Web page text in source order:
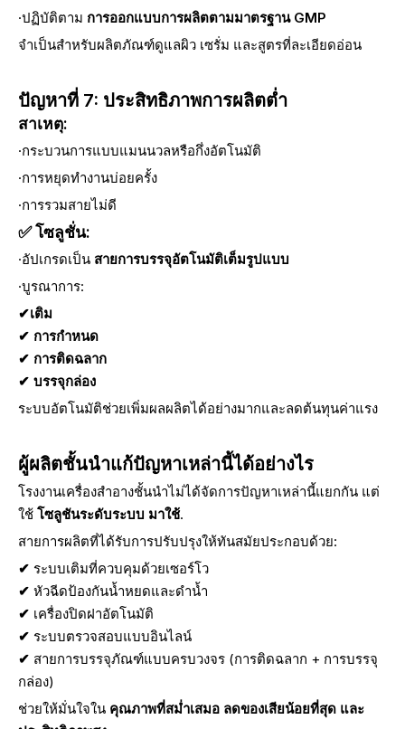
·ปฏิบัติตาม การออกแบบการผลิตตามมาตรฐาน GMP
จำเป็นสำหรับผลิตภัณฑ์ดูแลผิว เซรั่ม และสูตรที่ละเอียดอ่อน
ปัญหาที่ 7: ประสิทธิภาพการผลิตต่ำ
สาเหตุ:
·กระบวนการแบบแมนนวลหรือกึ่งอัตโนมัติ
·การหยุดทำงานบ่อยครั้ง
·การรวมสายไม่ดี
✅ โซลูชั่น:
·อัปเกรดเป็น สายการบรรจุอัตโนมัติเต็มรูปแบบ
·บูรณาการ:
✔เติม
✔ การกำหนด
✔ การติดฉลาก
✔ บรรจุกล่อง
ระบบอัตโนมัติช่วยเพิ่มผลผลิตได้อย่างมากและลดต้นทุนค่าแรง
ผู้ผลิตชั้นนำแก้ปัญหาเหล่านี้ได้อย่างไร
โรงงานเครื่องสำอางชั้นนำไม่ได้จัดการปัญหาเหล่านี้แยกกัน แต่
ใช้ โซลูชันระดับระบบ มาใช้.
สายการผลิตที่ได้รับการปรับปรุงให้ทันสมัยประกอบด้วย:
✔ ระบบเติมที่ควบคุมด้วยเซอร์โว
✔ หัวฉีดป้องกันน้ำหยดและดำน้ำ
✔ เครื่องปิดฝาอัตโนมัติ
✔ ระบบตรวจสอบแบบอินไลน์
✔ สายการบรรจุภัณฑ์แบบครบวงจร (การติดฉลาก + การบรรจุ
กล่อง)
ช่วยให้มั่นใจใน คุณภาพที่สม่ำเสมอ ลดของเสียน้อยที่สุด และ